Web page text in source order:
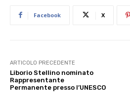
Facebook X
ARTICOLO PRECEDENTE
Liborio Stellino nominato
Rappresentante
Permanente presso l’UNESCO